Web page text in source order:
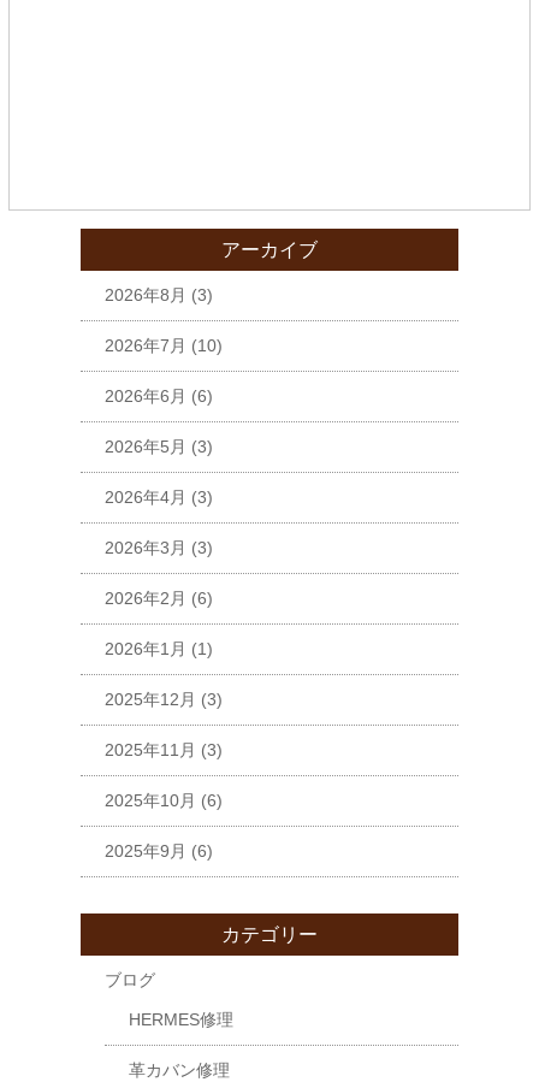
アーカイブ
2026年8月 (3)
2026年7月 (10)
2026年6月 (6)
2026年5月 (3)
2026年4月 (3)
2026年3月 (3)
2026年2月 (6)
2026年1月 (1)
2025年12月 (3)
2025年11月 (3)
2025年10月 (6)
2025年9月 (6)
カテゴリー
ブログ
HERMES修理
革カバン修理